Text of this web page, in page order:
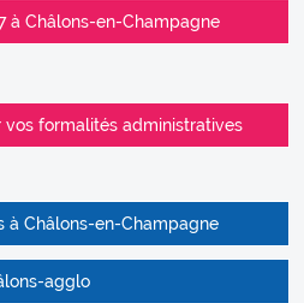
à Châlons-en-Champagne
vos formalités administratives
Châlons-en-Champagne
agglo